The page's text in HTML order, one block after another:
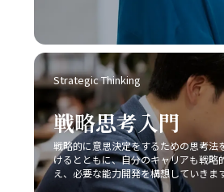
ラ、トヨタ自動車などが、自社の独自
区を勝ち抜いていることからも、自社
把握し、独自の価値提案を行うことの
でしょう。さらに、競合他社との違い
タイミングで戦略の見直しと改善を図
な厳しい市場環境でも勝利を掴むこと
最終的に、レッドオーシャンの戦い方
生存戦略ではなく、今後も持続的な成
基盤として、企業やビジネスパーソン
戦し続ける姿勢が求められます。現代
いて、若手ビジネスマンが自らのキャ
Strategic Thinking
戦略思考入門
戦略的に意思決定をするための思考法
けるとともに、自分のキャリアも戦略
え、必要な能力開発を構想していきま